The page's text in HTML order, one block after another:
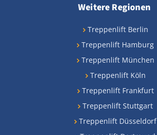
Weitere Regionen
Treppenlift Berlin
Treppenlift Hamburg
Treppenlift München
Treppenlift Köln
Treppenlift Frankfurt
Treppenlift Stuttgart
Treppenlift Düsseldorf